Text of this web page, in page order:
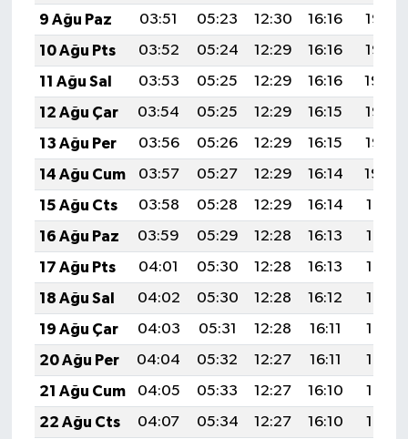
9 Ağu Paz
03:51 05:23 12:30 16:16
19:26
10 Ağu Pts
03:52 05:24 12:29 16:16
19:25
11 Ağu Sal
03:53 05:25 12:29 16:16
19:24
12 Ağu Çar
03:54 05:25 12:29 16:15
19:23
13 Ağu Per
03:56 05:26 12:29 16:15
19:22
14 Ağu Cum
03:57 05:27 12:29 16:14
19:20
15 Ağu Cts
03:58 05:28 12:29 16:14
19:19
16 Ağu Paz
03:59 05:29 12:28 16:13
19:18
17 Ağu Pts
04:01 05:30 12:28 16:13
19:17
18 Ağu Sal
04:02 05:30 12:28 16:12
19:15
19 Ağu Çar
04:03 05:31 12:28 16:11
19:14
20 Ağu Per
04:04 05:32 12:27 16:11
19:13
21 Ağu Cum
04:05 05:33 12:27 16:10
19:12
22 Ağu Cts
04:07 05:34 12:27 16:10
19:10